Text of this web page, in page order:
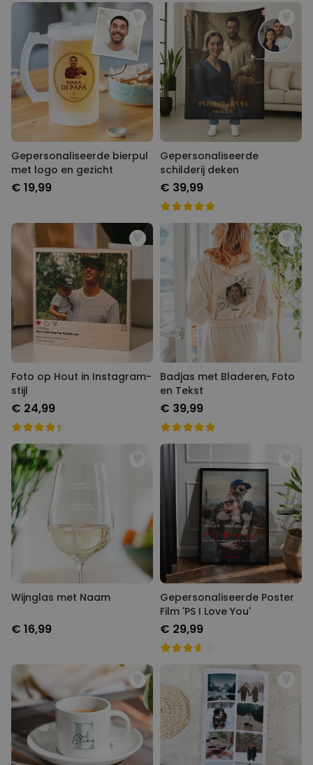
Gepersonaliseerde bierpul
met logo en gezicht
€ 19,99
Gepersonaliseerde
schilderij deken
€ 39,99
Foto op Hout in Instagram-
stijl
€ 24,99
Badjas met Bladeren, Foto
en Tekst
€ 39,99
Wijnglas met Naam
€ 16,99
Gepersonaliseerde Poster
Film 'PS I Love You'
€ 29,99